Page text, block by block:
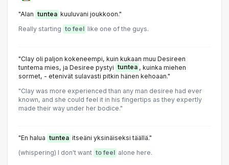
"Alan tuntea kuuluvani joukkoon."
Really starting to feel like one of the guys.
"Clay oli paljon kokeneempi, kuin kukaan muu Desireen
tuntema mies, ja Desiree pystyi tuntea , kuinka miehen
sormet, - etenivät sulavasti pitkin hänen kehoaan."
"Clay was more experienced than any man desiree had ever
known, and she could feel it in his fingertips as they expertly
made their way under her bodice."
"En halua tuntea itseäni yksinäiseksi täällä."
(whispering) I don't want to feel alone here.